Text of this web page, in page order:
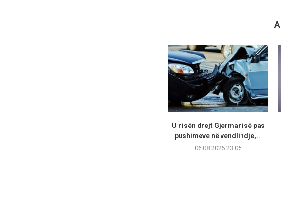
U nisën drejt Gjermanisë pas
pushimeve në vendlindje,...
06.08.2026 23:05